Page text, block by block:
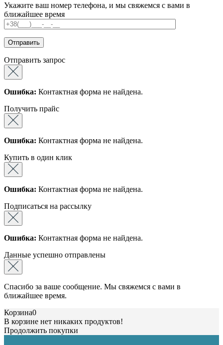
Укажите ваш номер телефона, и мы свяжемся с вами в
ближайшее время
Отправить запрос
Ошибка: Контактная форма не найдена.
Получить прайс
Ошибка: Контактная форма не найдена.
Купить в один клик
Ошибка: Контактная форма не найдена.
Подписаться на рассылку
Ошибка: Контактная форма не найдена.
Данные успешно отправлены
Спасибо за ваше сообщение. Мы свяжемся с вами в
ближайшее время.
Корзина0
В корзине нет никаких продуктов!
Продолжить покупки